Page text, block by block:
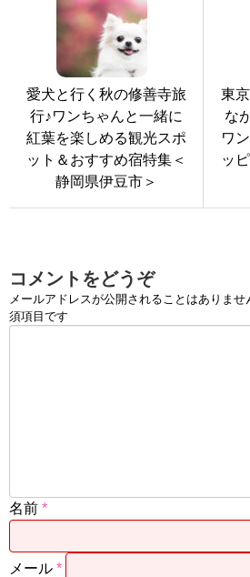
愛犬と行く秋の修善寺旅
行♪ワンちゃんと一緒に
紅葉を楽しめる観光スポ
ット＆おすすめ宿特集＜
静岡県伊豆市＞
東
な
ワ
ッ
コメントをどうぞ
メールアドレスが公開されることはありませ
須項目です
名前 *
メール *